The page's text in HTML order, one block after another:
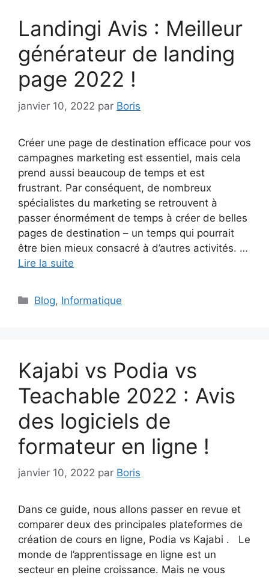
Landingi Avis : Meilleur
générateur de landing
page 2022 !
janvier 10, 2022 par Boris
Créer une page de destination efficace pour vos
campagnes marketing est essentiel, mais cela
prend aussi beaucoup de temps et est
frustrant. Par conséquent, de nombreux
spécialistes du marketing se retrouvent à
passer énormément de temps à créer de belles
pages de destination – un temps qui pourrait
être bien mieux consacré à d’autres activités. …
Lire la suite
Catégories
Blog, Informatique
Kajabi vs Podia vs
Teachable 2022 : Avis
des logiciels de
formateur en ligne !
janvier 10, 2022 par Boris
Dans ce guide, nous allons passer en revue et
comparer deux des principales plateformes de
création de cours en ligne, Podia vs Kajabi . Le
monde de l’apprentissage en ligne est un
secteur en pleine croissance. Mais ne vous